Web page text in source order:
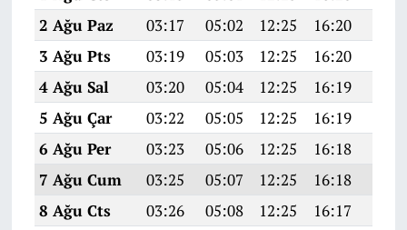
2 Ağu Paz
03:17 05:02 12:25 16:20
3 Ağu Pts
03:19 05:03 12:25 16:20
4 Ağu Sal
03:20 05:04 12:25 16:19
5 Ağu Çar
03:22 05:05 12:25 16:19
6 Ağu Per
03:23 05:06 12:25 16:18
7 Ağu Cum
03:25 05:07 12:25 16:18
8 Ağu Cts
03:26 05:08 12:25 16:17